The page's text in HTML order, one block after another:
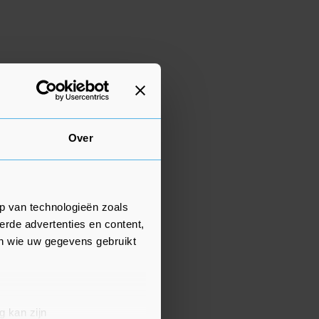
Over
van technologieën zoals
advertenties en content,
wie uw gegevens gebruikt
kan zijn